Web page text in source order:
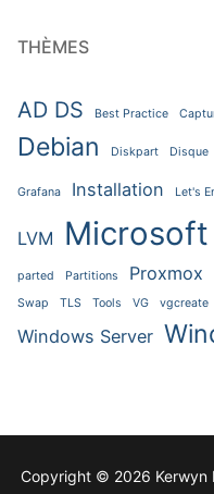
THÈMES
AD DS Best Practice
Debian Diskpart Disque
Grafana Installation Let's
LVM Microsoft
parted Partitions Proxmox
Swap
TLS Tools VG vgcreate
Windows Server
Copyright © 2026 Kerwyn